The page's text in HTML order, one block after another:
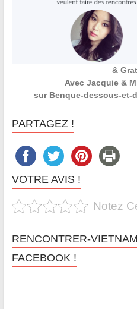
&
Avec Jacquie &
sur Benque-dessous-et-
PARTAGEZ !
VOTRE AVIS !
Notez
RENCONTRER-
FACEBOOK !